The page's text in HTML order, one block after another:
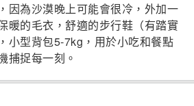
因為沙漠晚上可能會很冷，外加一
暖的毛衣，舒適的步行鞋（有踏實
小型背包5-7kg，用於小吃和餐點
捕捉每一刻。